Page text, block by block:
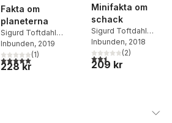
Fakta om
planeterna
Sigurd Toftdahl
Terkelsen
Inbunden, 2019
5,0utav 5 stjärnor. Totalt antal röster:
(1)
228 kr
Minifakta om
schack
Sigurd Toftdahl
Terkelsen
Inbunden, 2018
2,5utav 5 stjärnor.
(2)
209 kr